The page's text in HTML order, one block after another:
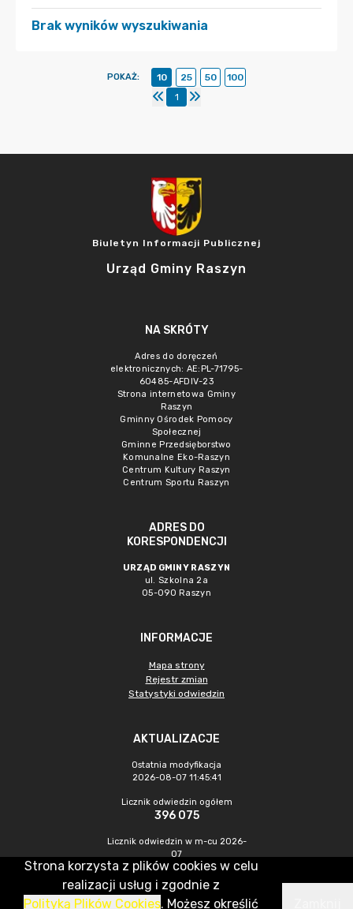
Brak wyników wyszukiwania
POKAŻ: 10 25 50
100
1
Biuletyn Informacji Publicznej
Urząd Gminy Raszyn
NA SKRÓTY
Adres do doręczeń
elektronicznych: AE:PL-71795-
60485-AFDIV-23
Strona internetowa Gminy
Raszyn
Gminny Ośrodek Pomocy
Społecznej
Gminne Przedsięborstwo
Komunalne Eko-Raszyn
Centrum Kultury Raszyn
Centrum Sportu Raszyn
ADRES DO
KORESPONDENCJI
URZĄD GMINY RASZYN
ul. Szkolna 2a
05-090 Raszyn
INFORMACJE
Mapa strony
Rejestr zmian
Statystyki odwiedzin
AKTUALIZACJE
Ostatnia modyfikacja
2026-08-07 11:45:41
Licznik odwiedzin ogółem
396 075
Licznik odwiedzin w m-cu 2026-
07
1 386
CMS & Hosting: Nefeni Sp. z o.o.
Strona korzysta z plików cookies w celu
realizacji usług i zgodnie z
Polityką Plików Cookies. Możesz określić